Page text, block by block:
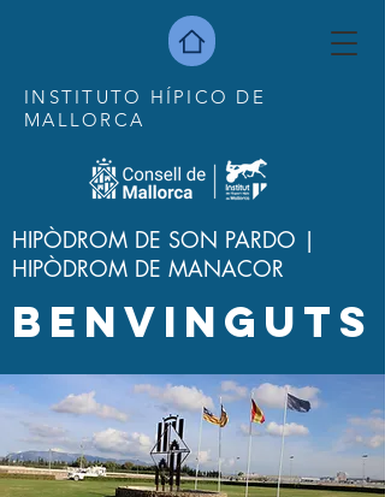
INSTITUTO HÍPICO DE
MALLORCA
HIPÒDROM DE SON PARDO |
HIPÒDROM DE MANACOR
BENVINGUTS